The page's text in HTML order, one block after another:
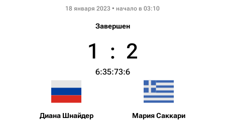
18 января 2023 • начало в 03:10
Завершен
Диана Шнайдер
1 : 2
6:35:73:6
Мария Саккари